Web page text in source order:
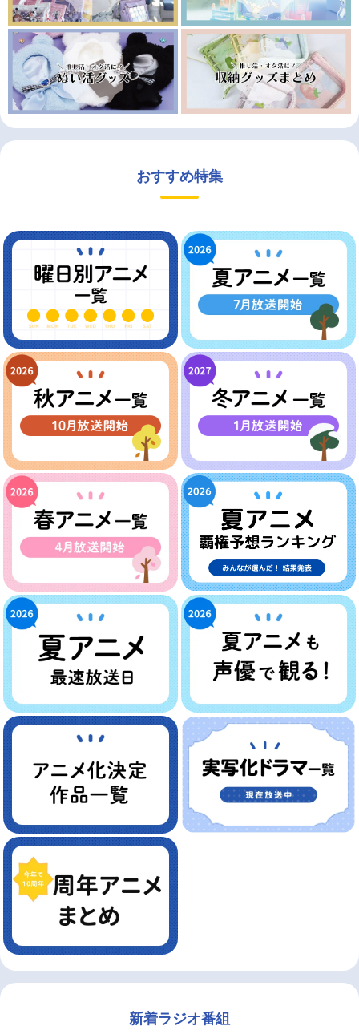
おすすめ特集
新着ラジオ番組